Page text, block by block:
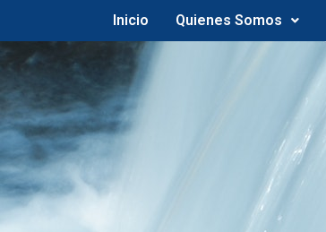
Inicio Quienes Somos